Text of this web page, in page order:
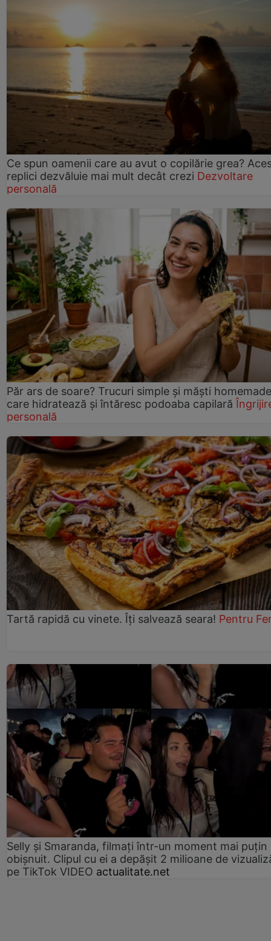
Ce spun oamenii care au avut o copilărie grea?
replici dezvăluie mai mult decât crezi Dezvoltare
personală
Păr ars de soare? Trucuri simple și măști homemade
care hidratează și întăresc podoaba capilară
personală
Tartă rapidă cu vinete. Îți salvează seara! Pentru
Selly și Smaranda, filmați într-un moment mai puțin
obișnuit. Clipul cu ei a depășit 2 milioane de
pe TikTok VIDEO actualitate.net